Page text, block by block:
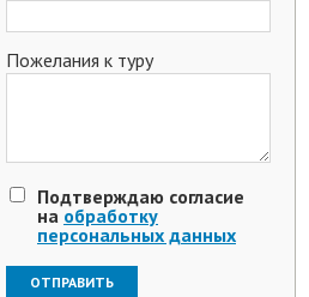
Пожелания к туру
Подтверждаю согласие
на обработку
персональных данных